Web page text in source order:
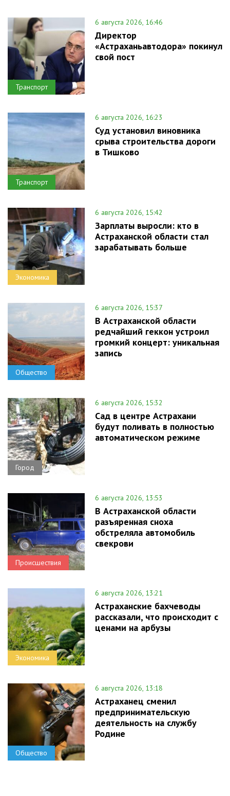
Транспорт
6 августа 2026, 16:46
Директор
«Астраханьавтодора» покинул
свой пост
Транспорт
6 августа 2026, 16:23
Суд установил виновника
срыва строительства дороги
в Тишково
Экономика
6 августа 2026, 15:42
Зарплаты выросли: кто в
Астраханской области стал
зарабатывать больше
Общество
6 августа 2026, 15:37
В Астраханской области
редчайший геккон устроил
громкий концерт: уникальная
запись
Город
6 августа 2026, 15:32
Сад в центре Астрахани
будут поливать в полностью
автоматическом режиме
Происшествия
6 августа 2026, 13:53
В Астраханской области
разъяренная сноха
обстреляла автомобиль
свекрови
Экономика
6 августа 2026, 13:21
Астраханские бахчеводы
рассказали, что происходит с
ценами на арбузы
Общество
6 августа 2026, 13:18
Астраханец сменил
предпринимательскую
деятельность на службу
Родине